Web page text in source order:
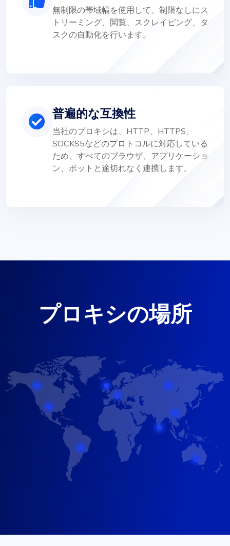
無制限の帯域幅を使用して、制限なしにス
トリーミング、閲覧、スクレイピング、タ
スクの自動化を行います。
普遍的な互換性
当社のプロキシは、HTTP、HTTPS、
SOCKS5などのプロトコルに対応している
ため、すべてのブラウザ、アプリケーショ
ン、ボットと途切れなく連携します。
プロキシの場所